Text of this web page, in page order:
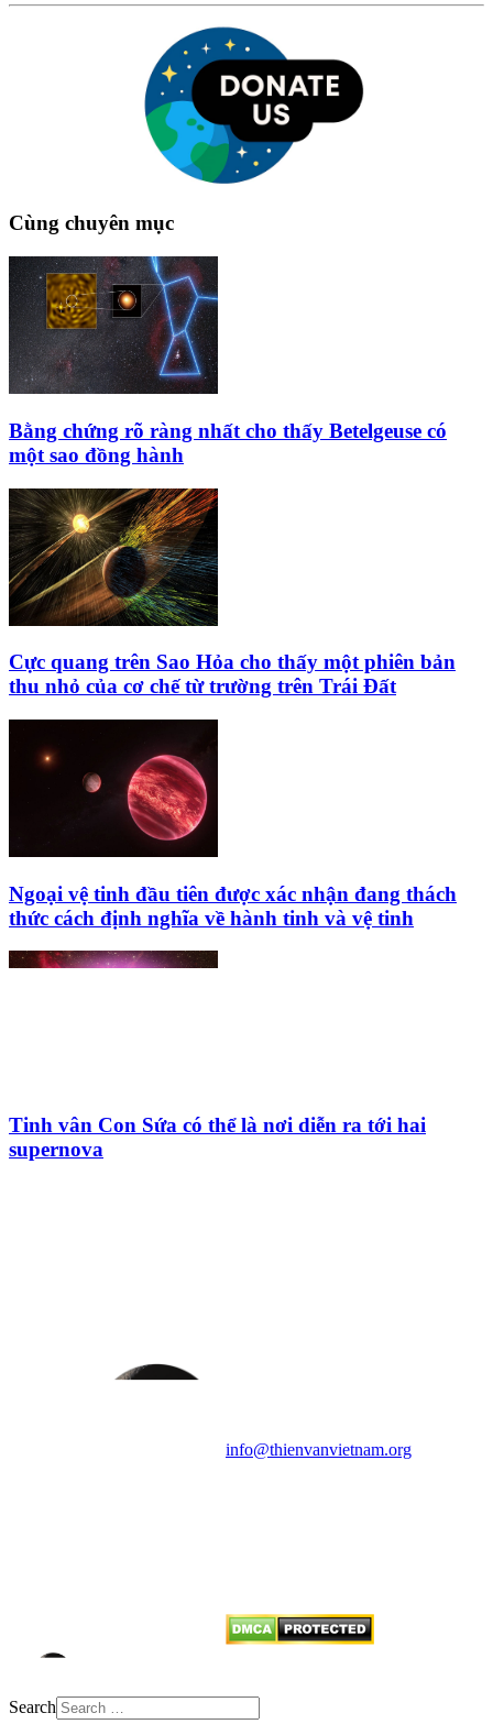
Cùng chuyên mục
Bằng chứng rõ ràng nhất cho thấy Betelgeuse có
một sao đồng hành
Cực quang trên Sao Hỏa cho thấy một phiên bản
thu nhỏ của cơ chế từ trường trên Trái Đất
Ngoại vệ tinh đầu tiên được xác nhận đang thách
thức cách định nghĩa về hành tinh và vệ tinh
Tinh vân Con Sứa có thể là nơi diễn ra tới hai
supernova
info@thienvanvietnam.org
Search